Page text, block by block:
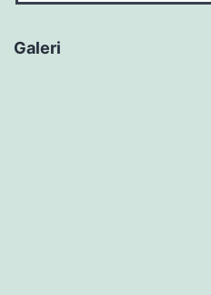
Galeri